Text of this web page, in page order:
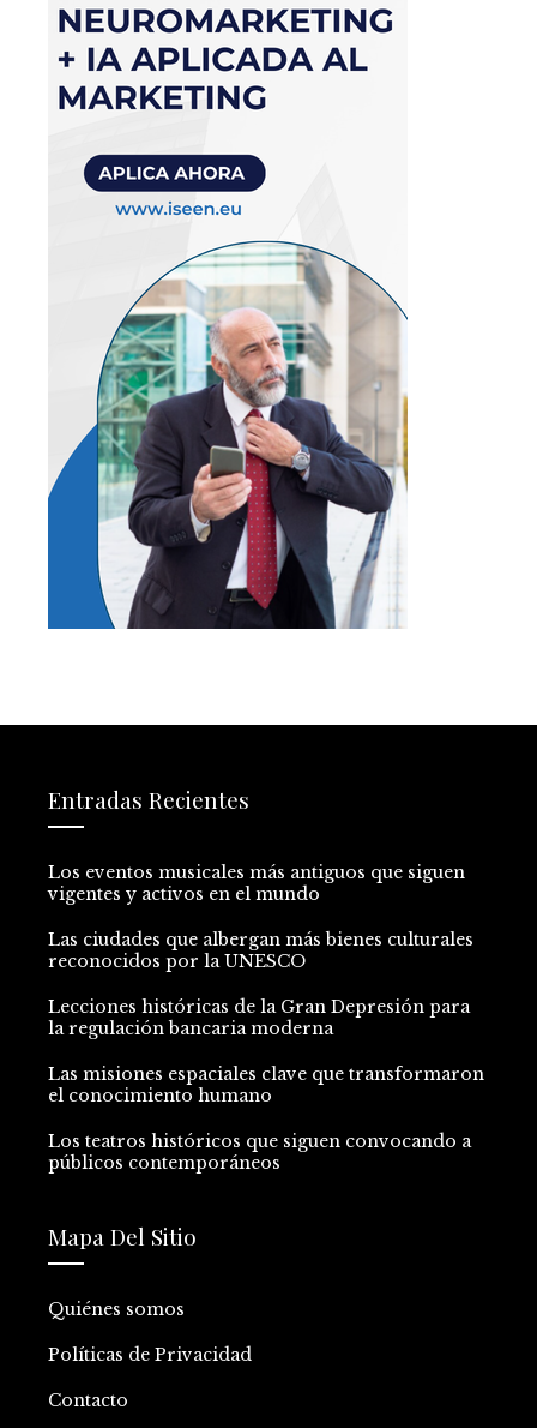
Entradas Recientes
Los eventos musicales más antiguos que siguen
vigentes y activos en el mundo
Las ciudades que albergan más bienes culturales
reconocidos por la UNESCO
Lecciones históricas de la Gran Depresión para
la regulación bancaria moderna
Las misiones espaciales clave que transformaron
el conocimiento humano
Los teatros históricos que siguen convocando a
públicos contemporáneos
Mapa Del Sitio
Quiénes somos
Políticas de Privacidad
Contacto